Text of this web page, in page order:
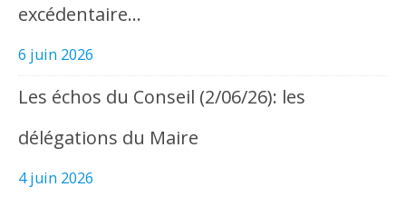
excédentaire…
6 juin 2026
Les échos du Conseil (2/06/26): les
délégations du Maire
4 juin 2026